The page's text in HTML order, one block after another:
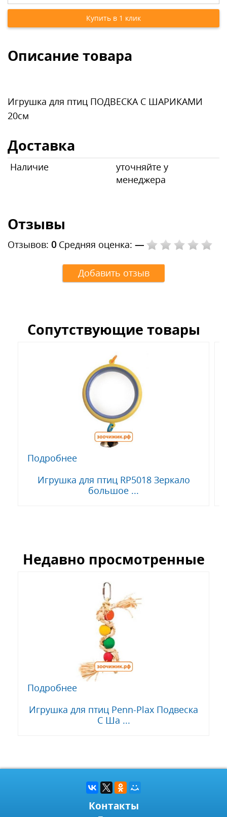
Описание товара
Игрушка для птиц ПОДВЕСКА С ШАРИКАМИ
20см
Доставка
Наличие
уточняйте у
менеджера
Отзывы
Отзывов: 0 Средняя оценка: —
Добавить отзыв
Сопутствующие товары
Подробнее
Игрушка для птиц RP5018 Зеркало
большое ...
Недавно просмотренные
Подробнее
Игрушка для птиц Penn-Plax Подвеска
С Ша ...
Контакты